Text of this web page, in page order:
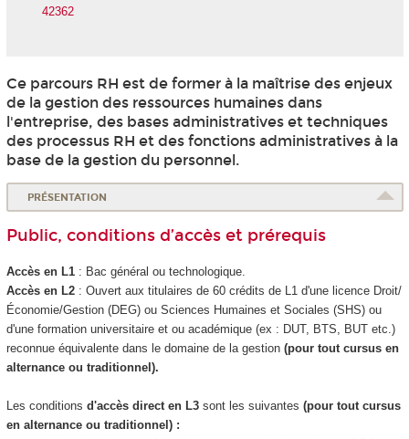
42362
Ce parcours RH est de former à la maîtrise des enjeux
de la gestion des ressources humaines dans
l'entreprise, des bases administratives et techniques
des processus RH et des fonctions administratives à la
base de la gestion du personnel.
PRÉSENTATION
Public, conditions d’accès et prérequis
Accès en L1: Bac général ou technologique.
Accès en L2: Ouvert aux titulaires de 60 crédits de L1 d'une licence Droit/
Économie/Gestion (DEG) ou Sciences Humaines et Sociales (SHS) ou
d'une formation universitaire et ou académique (ex : DUT, BTS, BUT etc.)
reconnue équivalente dans le domaine de la gestion (pour tout cursus en
alternanceou traditionnel).
Les conditions d'accès direct en L3 sont les suivantes (pour tout cursus
en alternanceou traditionnel) :